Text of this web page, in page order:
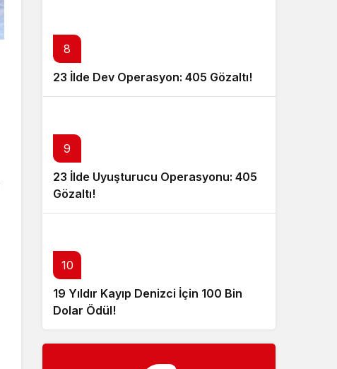
8
23 İlde Dev Operasyon: 405 Gözaltı!
9
23 İlde Uyuşturucu Operasyonu: 405
Gözaltı!
10
19 Yıldır Kayıp Denizci İçin 100 Bin
Dolar Ödül!